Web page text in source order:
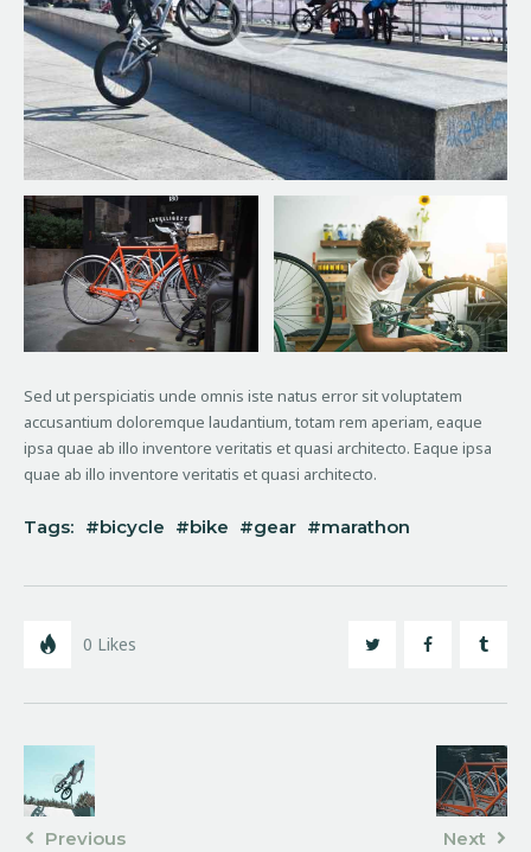
Sed ut perspiciatis unde omnis iste natus error sit voluptatem
accusantium doloremque laudantium, totam rem aperiam, eaque
ipsa quae ab illo inventore veritatis et quasi architecto. Eaque ipsa
quae ab illo inventore veritatis et quasi architecto.
Tags: bicycle bike gear marathon
0 Likes
Previous
Next